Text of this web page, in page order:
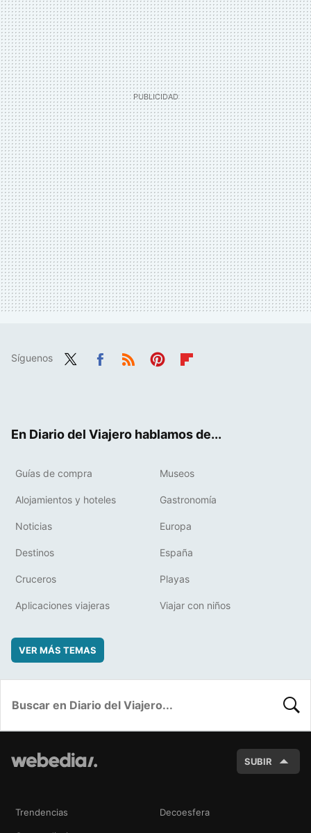
Síguenos
En Diario del Viajero hablamos de...
Guías de compra Museos
Alojamientos y hoteles Gastronomía
Noticias Europa
Destinos España
Cruceros Playas
Aplicaciones viajeras Viajar con niños
VER MÁS TEMAS
SUBIR
Trendencias Decoesfera